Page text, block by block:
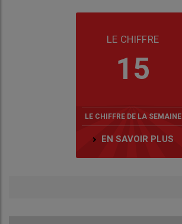
LE CHIFFRE
15
LE CHIFFRE DE LA SEMAINE
EN SAVOIR PLUS